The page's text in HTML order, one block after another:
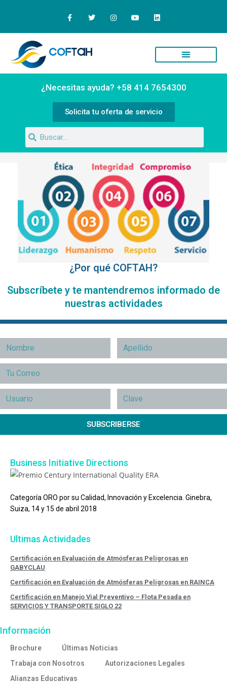
¿Necesitas ayuda? +58 414 7654300
Solicita tu oferta de servicio
¿Por qué COFTAH?
Subscríbete y te mantendremos informado de
nuestras actividades
SUBSCRIBERSE
Business Initiative Directions
Categoría ORO por su Calidad, Innovación y Excelencia. Ginebra,
Suiza, 14 y 15 de abril 2018
Ultimas Actividades
Certificación en Evaluación de Atmósferas Peligrosas en
GABYCLAU
Certificación en Evaluación de Atmósferas Peligrosas en RAINCA
Certificación en Manejo Vial Preventivo – Flota Pesada en
SERVICIOS Y TRANSPORTE SIGLO 22
Información
Brochure
Últimas Noticias
Trabaja con Nosotros
Autorizaciones Legales
Alianzas Educativas